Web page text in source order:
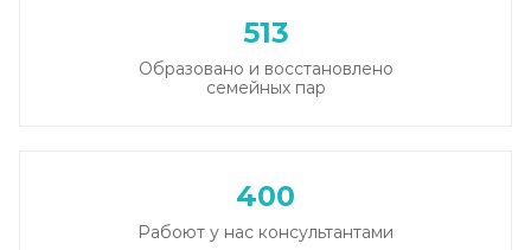
Лечение плазмаферезом
513
Образовано и восстановлено
семейных пар
400
Рабоют у нас консультантами